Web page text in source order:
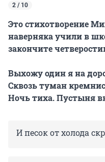
2 / 10
Это стихотворение
наверняка учили в
закончите
Выхожу один я на
Сквозь туман
Ночь тиха. Пустыня
И песок от холода